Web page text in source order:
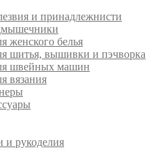
и принадлежнисти
женского белья
шитья, вышивки и пэчворка
швейных машин
вязания
рукоделия